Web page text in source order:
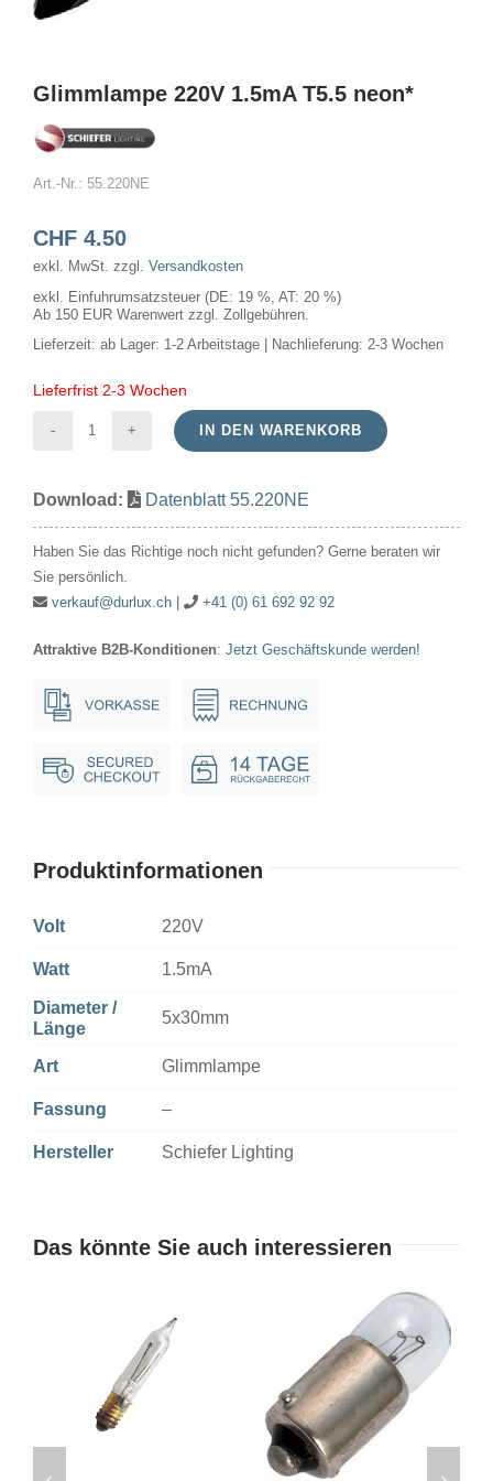
Glimmlampe 220V 1.5mA T5.5 neon*
Art.-Nr.: 55.220NE
CHF4.50
exkl. MwSt. zzgl. Versandkosten
exkl. Einfuhrumsatzsteuer (DE: 19 %, AT: 20 %)
Ab 150 EUR Warenwert zzgl. Zollgebühren.
Lieferzeit: ab Lager: 1-2 Arbeitstage | Nachlieferung: 2-3 Wochen
Lieferfrist 2-3 Wochen
Glimmlampe
1.5mA
neon*
Menge
IN DEN WARENKORB
Download: Datenblatt 55.220NE
Haben Sie das Richtige noch nicht gefunden? Gerne beraten wir
Sie persönlich.
verkauf@durlux.ch| +41 (0) 61 692 92 92
Attraktive B2B-Konditionen: Jetzt Geschäftskunde werden!
Produktinformationen
Volt 220V
Watt 1.5mA
Diameter /
Länge
5x30mm
Art Glimmlampe
Fassung –
Hersteller Schiefer Lighting
Das könnte Sie auch interessieren